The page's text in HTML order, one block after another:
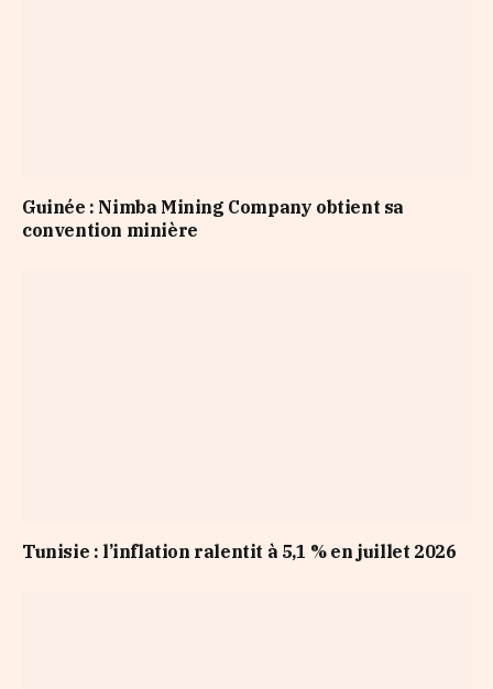
Guinée : Nimba Mining Company obtient sa
convention minière
Tunisie : l’inflation ralentit à 5,1 % en juillet 2026